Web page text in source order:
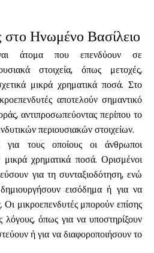
απαιτήσεων
μαρκών
μάρκας
στο Ηνωμένο Βασίλειο
άτομα που επενδύουν σε
στοιχεία, όπως μετοχές,
μικρά χρηματικά ποσά. Στο
αποτελούν σημαντικό
αντιπροσωπεύοντας περίπου το
περιουσιακών στοιχείων.
για τους οποίους οι άνθρωποι
χρηματικά ποσά. Ορισμένοι
για τη συνταξιοδότηση, ενώ
εισόδημα ή για να
μικροεπενδυτές μπορούν επίσης
όπως για να υποστηρίξουν
ή για να διαφοροποιήσουν το